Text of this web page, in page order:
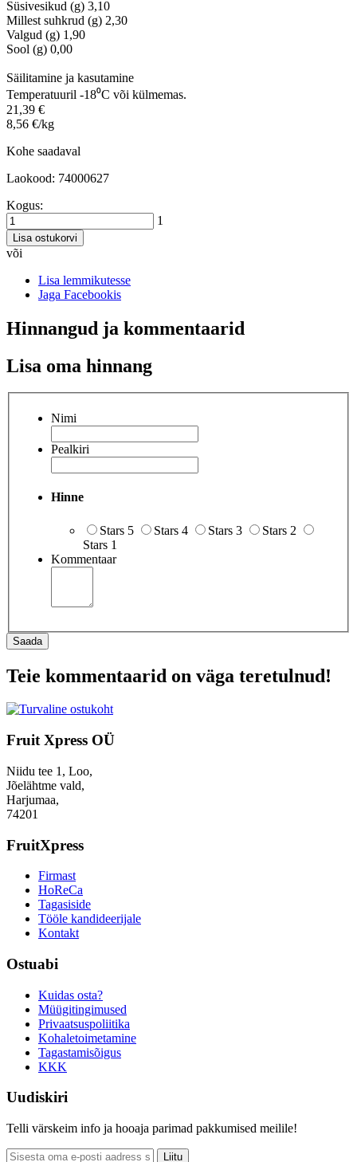
Süsivesikud (g) 3,10
Millest suhkrud (g) 2,30
Valgud (g) 1,90
Sool (g) 0,00
Säilitamine ja kasutamine
Temperatuuril -18⁰C või külmemas.
21,39 €
8,56 €/kg
Kohe saadaval
Laokood: 74000627
Kogus:
1
Lisa ostukorvi
või
Lisa lemmikutesse
Jaga Facebookis
Hinnangud ja kommentaarid
Lisa oma hinnang
Nimi
Pealkiri
Hinne
Stars 5 Stars 4 Stars 3
Stars 2
Stars 1
Kommentaar
Saada
Teie kommentaarid on väga teretulnud!
Fruit Xpress OÜ
Niidu tee 1, Loo,
Jõelähtme vald,
Harjumaa,
74201
FruitXpress
Firmast
HoReCa
Tagasiside
Tööle kandideerijale
Kontakt
Ostuabi
Kuidas osta?
Müügitingimused
Privaatsuspoliitika
Kohaletoimetamine
Tagastamisõigus
KKK
Uudiskiri
Telli värskeim info ja hooaja parimad pakkumised meilile!
Liitu